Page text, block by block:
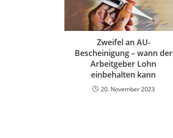
Zweifel an AU-
Bescheinigung – wann der
Arbeitgeber Lohn
einbehalten kann
20. November 2023